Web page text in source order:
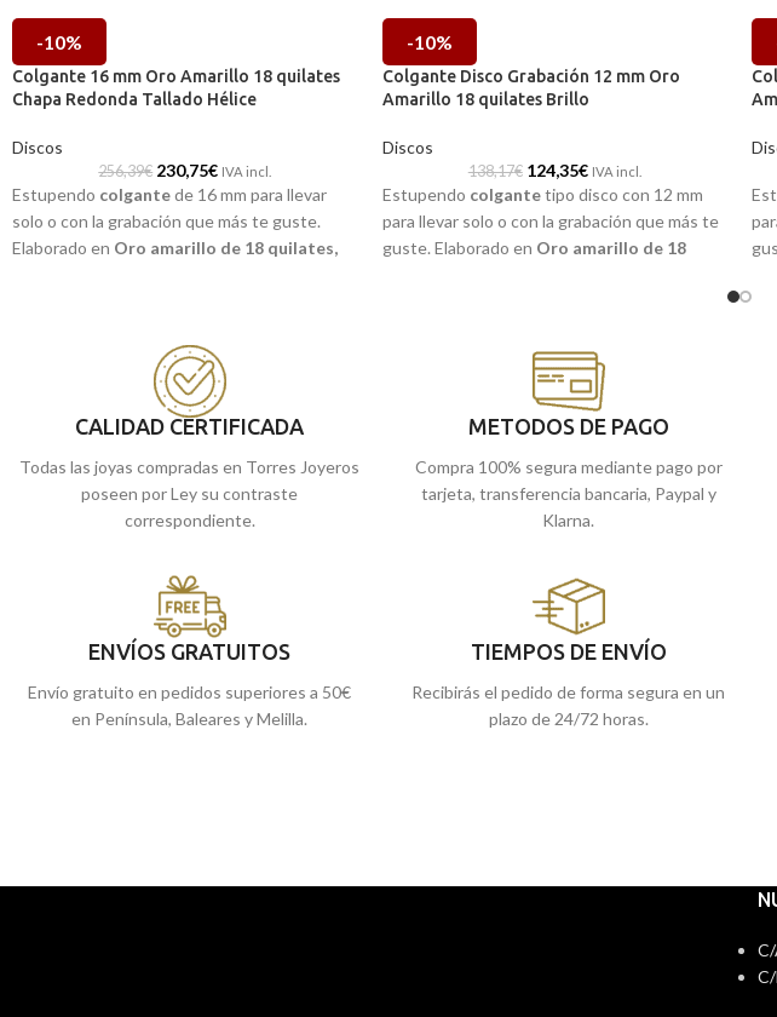
-10%
Colgante 16 mm Oro Amarillo 18 quilates
Chapa Redonda Tallado Hélice
Discos
256,39€ 230,75€ IVA incl.
Estupendo colgantede 16 mm para llevar
solo o con la grabación que más te guste.
Elaborado en Oro amarillo de 18 quilates,
-10%
Colgante Disco Grabación 12 mm Oro
Amarillo 18 quilates Brillo
Discos
138,17€ 124,35€ IVA incl.
Estupendo colgantetipo disco con 12 mm
para llevar solo o con la grabación que más te
guste. Elaborado en Oro amarillo de 18
CALIDAD CERTIFICADA
Todas las joyas compradas en Torres Joyeros
poseen por Ley su contraste
correspondiente.
METODOS DE PAGO
Compra 100% segura mediante pago por
tarjeta, transferencia bancaria, Paypal y
Klarna.
ENVÍOS GRATUITOS
Envío gratuito en pedidos superiores a 50€
en Península, Baleares y Melilla.
TIEMPOS DE ENVÍO
Recibirás el pedido de forma segura en un
plazo de 24/72 horas.